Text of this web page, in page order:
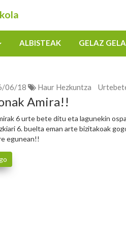
ALBISTEAK GELAZ GELA
06/18 Haur Hezkuntza
Amira!!
6 urte bete ditu eta lagunekin
6. buelta eman arte bizitakoak
egunean!!